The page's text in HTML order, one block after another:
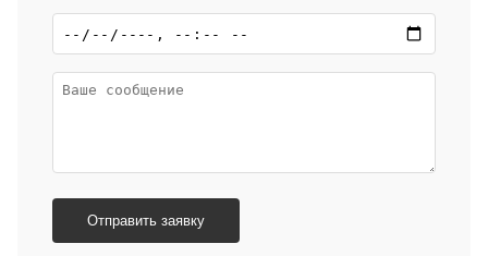
Отправить заявку